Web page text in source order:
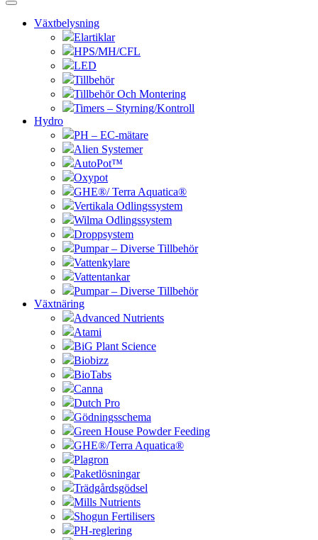
Växtbelysning
Elartiklar
HPS/MH/CFL
LED
Tillbehör
Tillbehör Och Montering
Timers – Styrning/Kontroll
Hydro
PH – EC-mätare
Alien Systemer
AutoPot™
Oxypot
GHE®/ Terra Aquatica®
Vertikala Odlingssystem
Wilma Odlingssystem
Droppsystem
Pumpar – Diverse Tillbehör
Vattenkylare
Vattentankar
Pumpar – Diverse Tillbehör
Växtnäring
Advanced Nutrients
Atami
BiG Plant Science
Biobizz
BioTabs
Canna
Dutch Pro
Gödningsschema
Green House Powder Feeding
GHE®/Terra Aquatica®
Plagron
Paketlösningar
Trädgårdsgödsel
Mills Nutrients
Shogun Fertilisers
PH-reglering